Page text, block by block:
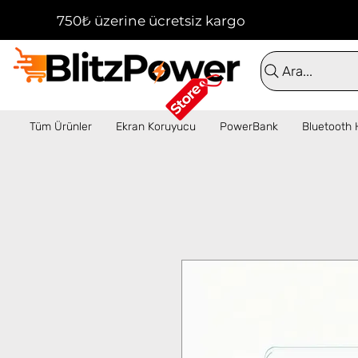
750₺ üzerine ücretsiz kargo!  ✦  16:00'a
Ara...
Tüm Ürünler Ekran Koruyucu PowerBank Bluetooth